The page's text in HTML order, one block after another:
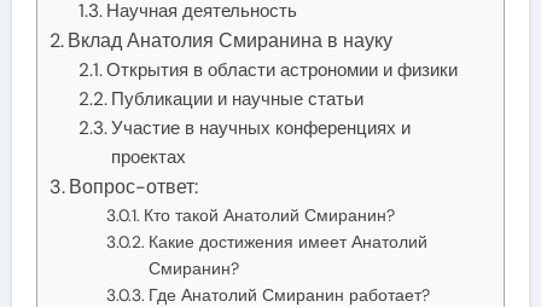
Научная деятельность
Вклад Анатолия Смиранина в науку
Открытия в области астрономии и физики
Публикации и научные статьи
Участие в научных конференциях и
проектах
Вопрос-ответ:
Кто такой Анатолий Смиранин?
Какие достижения имеет Анатолий
Смиранин?
Где Анатолий Смиранин работает?